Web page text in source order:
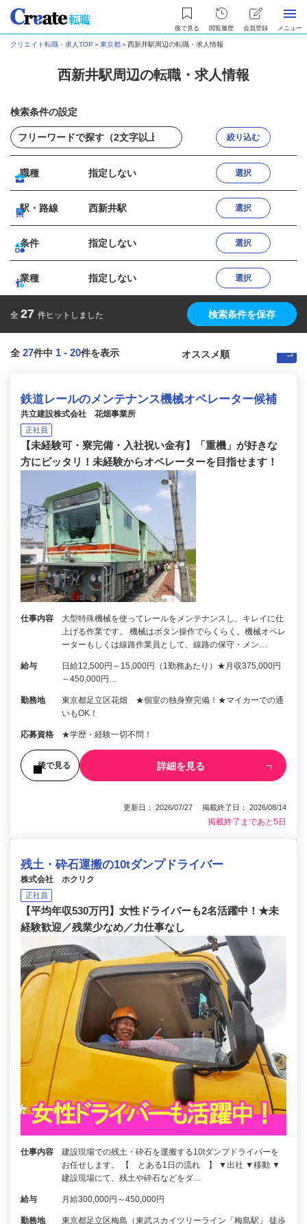
後で見る 閲覧履歴 会員登録 メニュー
クリエイト転職・求人TOP ＞東京都＞西新井駅周辺の転職・求人情報
西新井駅周辺の転職・求人情報
検索条件の設定
絞り込む
職種 指定しない 選択
駅・路線 西新井駅 選択
条件 指定しない 選択
業種 指定しない 選択
全 27 件ヒットしました 検索条件を保存
全 27件中 1 - 20件を表示
鉄道レールのメンテナンス機械オペレーター候補
共立建設株式会社 花畑事業所
正社員
【未経験可・寮完備・入社祝い金有】「重機」が好きな
方にピッタリ！未経験からオペレーターを目指せます！
仕事内容
大型特殊機械を使ってレールをメンテナンスし、キレイに仕
上げる作業です。 機械はボタン操作でらくらく。機械オペレ
ーターもしくは線路作業員として、線路の保守・メン…
給与
日給12,500円～15,000円（1勤務あたり）★月収375,000円
～450,000円…
勤務地
東京都足立区花畑 ★個室の独身寮完備！★マイカーでの通
いもOK！
応募資格 ★学歴・経験一切不問！
後で見る 詳細を見る
更新日： 2026/07/27 掲載終了日： 2026/08/14
掲載終了まであと5日
残土・砕石運搬の10tダンプドライバー
株式会社 ホクリク
正社員
【平均年収530万円】女性ドライバーも2名活躍中！★未
経験歓迎／残業少なめ／力仕事なし
仕事内容
建設現場での残土・砕石を運搬する10tダンプドライバーを
お任せします。 【 とある1日の流れ 】 ▼出社 ▼移動 ▼
建設現場にて、残土や砕石などをダ…
給与 月給300,000円～450,000円
勤務地
東京都足立区梅島（東武スカイツリーライン「梅島駅」 徒歩